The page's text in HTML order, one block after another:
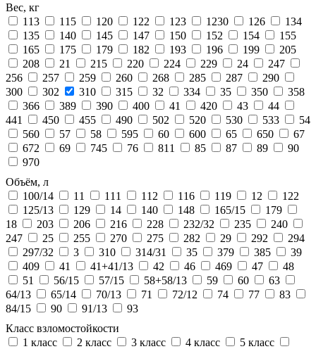
Вес, кг
113
115 120 122 123 1230 126
134
135
140 145 147 150 152 154
155
165
175 179 182 193 196 199
205
208
21 215 220 224 229 24
247
256
257 259 260 268 285 287
290
300
302 310 315 32 334 35 350
358
366
389 390 400 41 420 43
44
441
450 455 490 502 520 530 533
54
560
57 58 595 60 600 65 650
67
672
69 745 76 811 85 87 89
90
970
Объём, л
100/14
11 111 112 116 119 12
122
125/13
129 14 140 148 165/15
179
18
203 206 216 228 232/32 235
240
247
25 255 270 275 282 29 292
294
297/32
3 310 314/31 35 379 385
39
409
41 41+41/13 42 46 469 47
48
51
56/15 57/15 58+58/13 59 60
63
64/13
65/14 70/13 71 72/12 74 77
83
84/15
90 91/13
93
Класс взломостойкости
1 класс
2 класс 3 класс 4 класс
5 класс